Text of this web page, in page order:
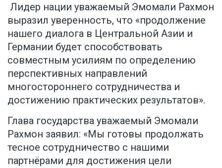
Лидер нации уважаемый Эмомали Рахмон
выразил уверенность, что «продолжение
нашего диалога в Центральной Азии и
Германии будет способствовать
совместным усилиям по определению
перспективных направлений
многостороннего сотрудничества и
достижению практических результатов».
Глава государства уважаемый Эмомали
Рахмон заявил: «Мы готовы продолжать
тесное сотрудничество с нашими
партнёрами для достижения цели